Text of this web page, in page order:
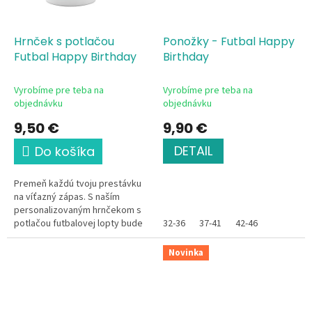
Hrnček s potlačou
Futbal Happy Birthday
Vyrobíme pre teba na
objednávku
9,50 €
Do košíka
Premeň každú tvoju prestávku
na víťazný zápas. S naším
personalizovaným hrnčekom s
potlačou futbalovej lopty bude
aj pitie kávy či čaju poriadna
Ponožky - Futbal Happy
Birthday
Vyrobíme pre teba na
objednávku
9,90 €
DETAIL
32-36 37-41 42-46
Novinka